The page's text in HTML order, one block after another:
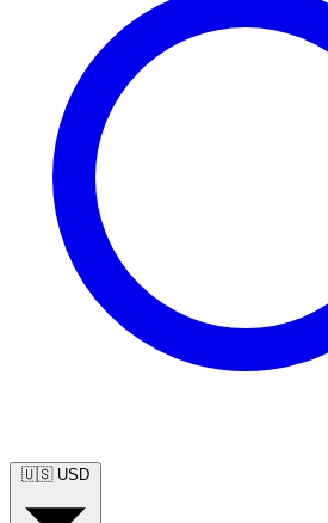
🇺🇸 USD